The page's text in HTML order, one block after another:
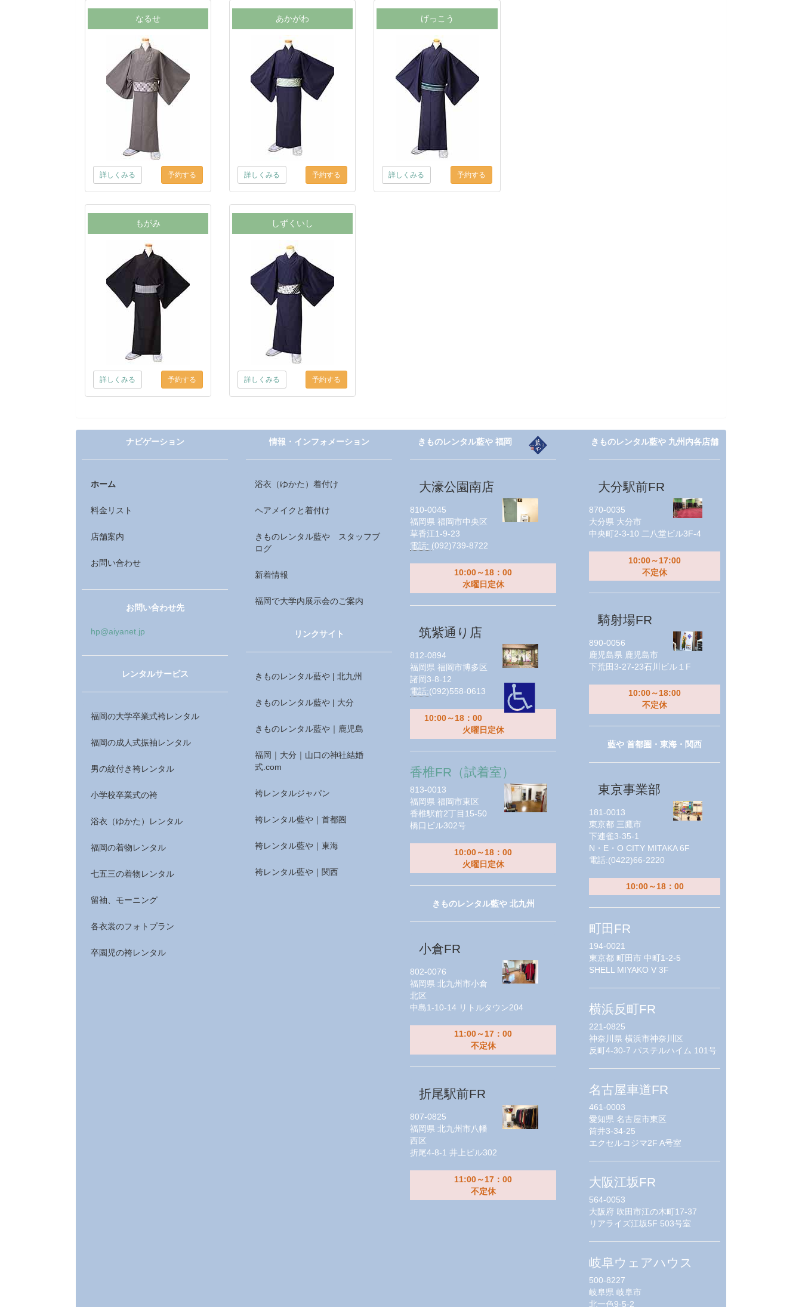
なるせ
詳しくみる
あかがわ
詳しくみる
げっこう
詳しくみる
もがみ
詳しくみる
しずくいし
詳しくみる
ナビゲーション
ホーム
料金リスト
店舗案内
お問い合わせ
お問い合わせ先
hp@aiyanet.jp
レンタルサービス
福岡の大学卒業式袴レンタル
福岡の成人式振袖レンタル
男の紋付き袴レンタル
小学校卒業式の袴
浴衣（ゆかた）レンタル
福岡の着物レンタル
七五三の着物レンタル
留袖、モーニング
各衣裳のフォトプラン
卒園児の袴レンタル
情報・インフォメーション
浴衣（ゆかた）着付け
ヘアメイクと着付け
きものレンタル藍や スタッフブ
ログ
新着情報
福岡で大学内展示会のご案内
リンクサイト
きものレンタル藍や | 北九州
きものレンタル藍や | 大分
きものレンタル藍や｜鹿児島
福岡｜大分｜山口の神社結婚
式.com
袴レンタルジャパン
袴レンタル藍や｜首都圏
袴レンタル藍や｜東海
袴レンタル藍や｜関西
きものレンタル藍や 福岡
大濠公園南店
810-0045
福岡県 福岡市中央区
草香江1-9-23
電話: (092)739-8722
10:00～18：00
水曜日定休
筑紫通り店
812-0894
福岡県 福岡市博多区
諸岡3-8-12
電話:(092)558-0613
10:00～18：00
火曜日定休
香椎FR（試着室）
813-0013
福岡県 福岡市東区
香椎駅前2丁目15-50
橋口ビル302号
10:00～18：00
火曜日定休
きものレンタル藍や 北九州
小倉FR
802-0076
福岡県 北九州市小倉
北区
中島1-10-14 リトルタウン204
11:00～17：00
不定休
折尾駅前FR
807-0825
福岡県 北九州市八幡
西区
折尾4-8-1 井上ビル302
11:00～17：00
不定休
きものレンタル藍や 九州内各店舗
大分駅前FR
870-0035
大分県 大分市
中央町2-3-10 二八堂ビル3F-4
10:00～17:00
不定休
騎射場FR
890-0056
鹿児島県 鹿児島市
下荒田3-27-23石川ビル１F
10:00～18:00
不定休
藍や 首都圏・東海・関西
東京事業部
181-0013
東京都 三鷹市
下連雀3-35-1
N・E・O CITY MITAKA 6F
電話:(0422)66-2220
10:00～18：00
町田FR
194-0021
東京都 町田市 中町1-2-5
SHELL MIYAKO V 3F
横浜反町FR
221-0825
神奈川県 横浜市神奈川区
反町4-30-7 パステルハイム 101号
名古屋車道FR
461-0003
愛知県 名古屋市東区
筒井3-34-25
エクセルコジマ2F A号室
大阪江坂FR
564-0053
大阪府 吹田市江の木町17-37
リアライズ江坂5F 503号室
岐阜ウェアハウス
500-8227
岐阜県 岐阜市
北一色9-5-2